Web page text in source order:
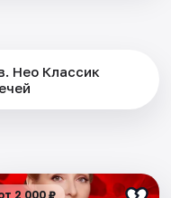
Нео Классик
2 000 ₽